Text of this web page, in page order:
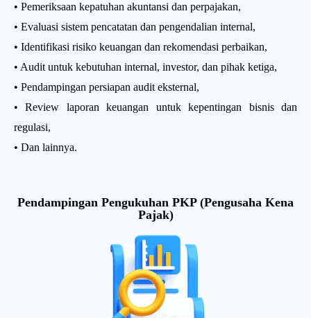
• Pemeriksaan kepatuhan akuntansi dan perpajakan,
• Evaluasi sistem pencatatan dan pengendalian internal,
• Identifikasi risiko keuangan dan rekomendasi perbaikan,
• Audit untuk kebutuhan internal, investor, dan pihak ketiga,
• Pendampingan persiapan audit eksternal,
• Review laporan keuangan untuk kepentingan bisnis dan
regulasi,
• Dan lainnya.
Pendampingan Pengukuhan PKP (Pengusaha Kena
Pajak)